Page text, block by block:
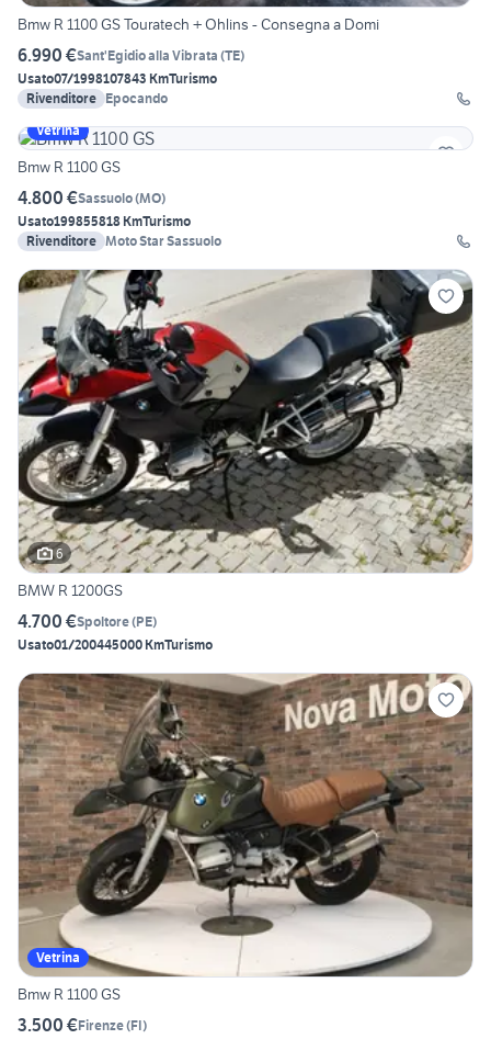
Bmw R 1100 GS Touratech + Ohlins - Consegna a Domi
6.990 €Sant'Egidio alla Vibrata (TE)
Usato07/1998107843 KmTurismo
Rivenditore Epocando
Vetrina
Bmw R 1100 GS
4.800 €Sassuolo(MO)
Usato199855818 KmTurismo
Rivenditore Moto Star Sassuolo
6
BMW R 1200GS
4.700 €Spoltore(PE)
Usato01/200445000 KmTurismo
Vetrina
Bmw R 1100 GS
3.500 €Firenze(FI)